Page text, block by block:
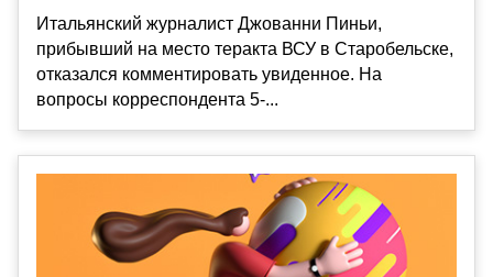
Итальянский журналист Джованни Пиньи,
прибывший на место теракта ВСУ в Старобельске,
отказался комментировать увиденное. На
вопросы корреспондента 5-...